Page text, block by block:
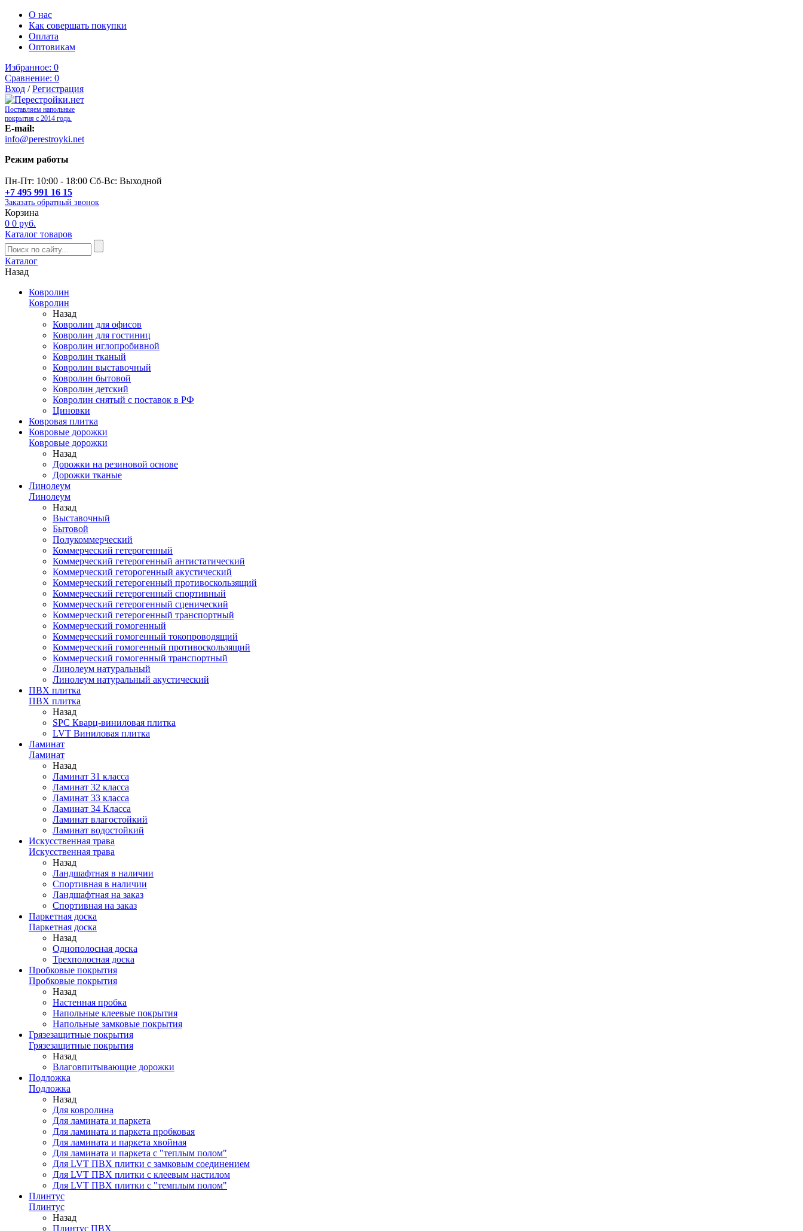
О нас
Как совершать покупки
Оплата
Оптовикам
Избранное: 0
Сравнение: 0
Вход /Регистрация
Поставляем напольные
покрытия с 2014 года.
E-mail:
info@perestroyki.net
Режим работы
Пн-Пт: 10:00 - 18:00 Сб-Вс: Выходной
+7 495 991 16 15
Заказать обратный звонок
Корзина
0 0 руб.
Каталог товаров
Каталог
Назад
Ковролин
Ковролин
Назад
Ковролин для офисов
Ковролин для гостиниц
Ковролин иглопробивной
Ковролин тканый
Ковролин выставочный
Ковролин бытовой
Ковролин детский
Ковролин снятый с поставок в РФ
Циновки
Ковровая плитка
Ковровые дорожки
Ковровые дорожки
Назад
Дорожки на резиновой основе
Дорожки тканые
Линолеум
Линолеум
Назад
Выставочный
Бытовой
Полукоммерческий
Коммерческий гетерогенный
Коммерческий гетерогенный антистатический
Коммерческий геторогенный акустический
Коммерческий гетерогенный противоскользящий
Коммерческий гетерогенный спортивный
Коммерческий гетерогенный сценический
Коммерческий гетерогенный транспортный
Коммерческий гомогенный
Коммерческий гомогенный токопроводящий
Коммерческий гомогенный противоскользящий
Коммерческий гомогенный транспортный
Линолеум натуральный
Линолеум натуральный акустический
ПВХ плитка
ПВХ плитка
Назад
SPC Кварц-виниловая плитка
LVT Виниловая плитка
Ламинат
Ламинат
Назад
Ламинат 31 класса
Ламинат 32 класса
Ламинат 33 класса
Ламинат 34 Класса
Ламинат влагостойкий
Ламинат водостойкий
Искусственная трава
Искусственная трава
Назад
Ландшафтная в наличии
Спортивная в наличии
Ландшафтная на заказ
Спортивная на заказ
Паркетная доска
Паркетная доска
Назад
Однополосная доска
Трехполосная доска
Пробковые покрытия
Пробковые покрытия
Назад
Настенная пробка
Напольные клеевые покрытия
Напольные замковые покрытия
Грязезащитные покрытия
Грязезащитные покрытия
Назад
Влаговпитывающие дорожки
Подложка
Подложка
Назад
Для ковролина
Для ламината и паркета
Для ламината и паркета пробковая
Для ламината и паркета хвойная
Для ламината и паркета с "теплым полом"
Для LVT ПВХ плитки с замковым соединением
Для LVT ПВХ плитки с клеевым настилом
Для LVT ПВХ плитки с "темплым полом"
Плинтус
Плинтус
Назад
Плинтус ПВХ